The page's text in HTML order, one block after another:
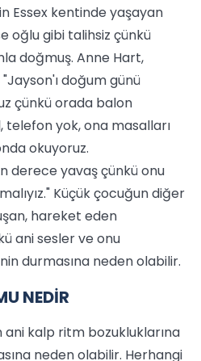
Essex kentinde yaşayan
oğlu gibi talihsiz çünkü
doğmuş. Anne Hart,
doğum günü
çünkü orada balon
telefon yok, ona masalları
okuyoruz.
derece yavaş çünkü onu
Küçük çocuğun diğer
hareket eden
ani sesler ve onu
durmasına neden olabilir.
NEDİR
kalp ritm bozukluklarına
neden olabilir. Herhangi